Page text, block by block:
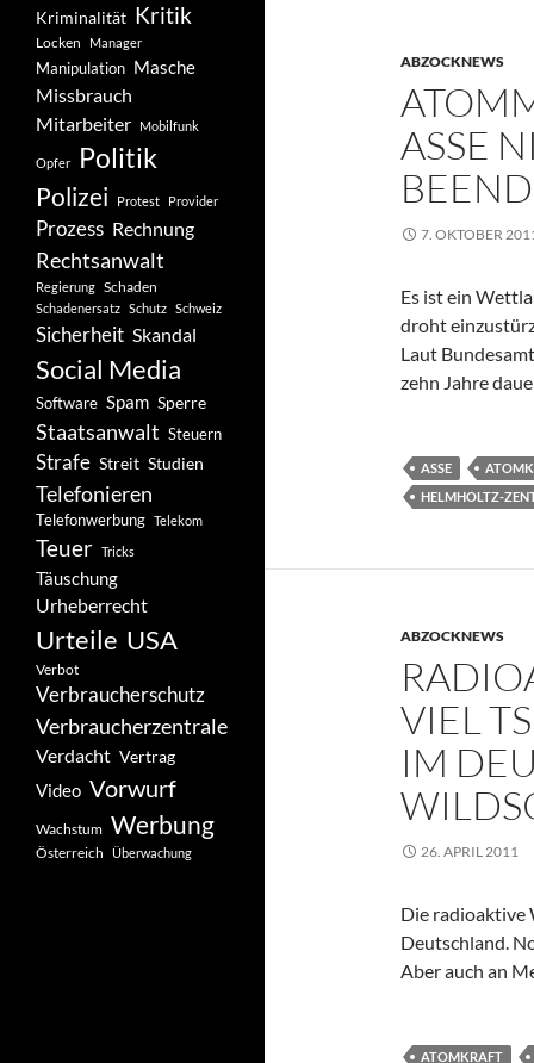
ABZOCKNEWS
ASSE
7. OKTOBER
Es ist ein
droht
Laut
zehn Jahre
ASSE
HELMHOLTZ-
ABZOCKNEWS
VIEL
IM
26. APRIL 2011
Die radioaktive
Deutschland.
Aber auch an
ATOMKRAFT
Kriminalität Kritik
Locken Manager
Manipulation Masche
Missbrauch
Mitarbeiter
Mobilfunk
Opfer Politik
Polizei Protest Provider
Prozess Rechnung
Rechtsanwalt
Regierung Schaden
Schadenersatz Schutz Schweiz
Sicherheit Skandal
Social Media
Software Spam Sperre
Staatsanwalt Steuern
Strafe Streit Studien
Telefonieren
Telefonwerbung Telekom
Teuer Tricks
Täuschung
Urheberrecht
Urteile USA
Verbot
Verbraucherschutz
Verbraucherzentrale
Verdacht Vertrag
Video Vorwurf
Wachstum Werbung
Österreich Überwachung